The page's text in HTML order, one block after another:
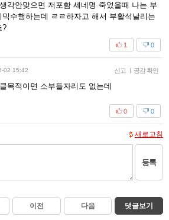
각안맞으면 저포함 세네명 죽었을때 나는 부
수행하는데 ㄹㄹ하자고 해서 부활석날리는
?
0
1
02 15:42 신고 | 공감 확인
목적이면 소부들자리도 없는데
0
0
새로고침
등록
이전 다음 댓글보기